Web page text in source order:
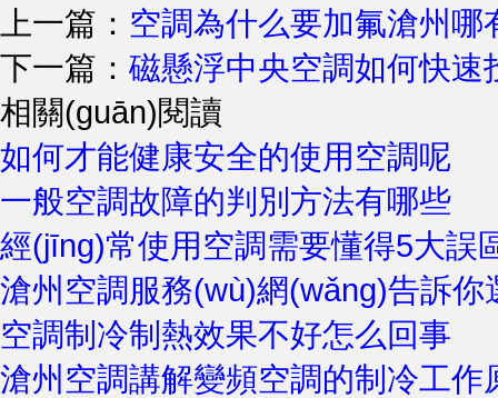
上一篇： 空調為什么要加氟滄州哪
下一篇： 磁懸浮中央空調如何快速
相關(guān)閱讀
如何才能健康安全的使用空調呢
一般空調故障的判別方法有哪些
經(jīng)常使用空調需要懂得5大誤
滄州空調服務(wù)網(wǎng)告訴你
空調制冷制熱效果不好怎么回事
滄州空調講解變頻空調的制冷工作